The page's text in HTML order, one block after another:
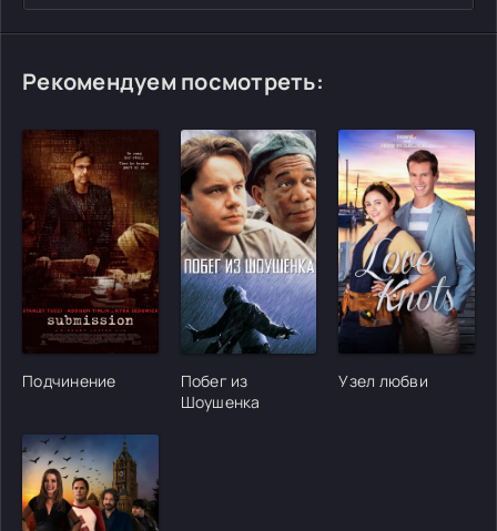
Рекомендуем посмотреть:
[/xfgiven_cvh_poster_urlcvh_poster_url]
Подчинение
[/xfgiven_cvh_poster_urlcvh_poster_url]
Побег из
Шоушенка
[/
Узел любви